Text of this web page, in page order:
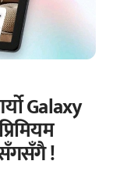
Galaxy
!